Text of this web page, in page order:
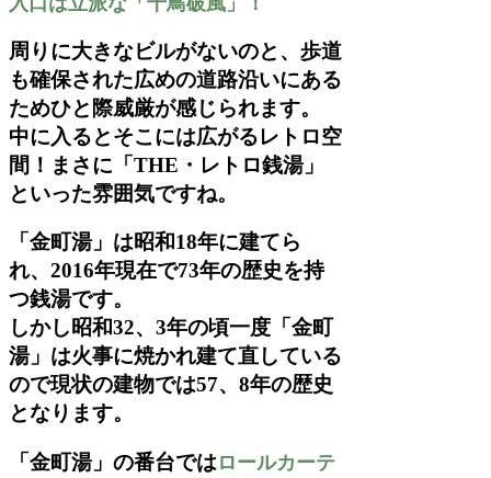
周りに大きなビルがないのと、歩道
も確保された広めの道路沿いにある
ためひと際威厳が感じられます。
中に入るとそこには広がるレトロ空
間！まさに「THE・レトロ銭湯」
といった雰囲気ですね。
「金町湯」は昭和18年に建てら
れ、2016年現在で73年の歴史を持
つ銭湯です。
しかし昭和32、3年の頃一度「金町
湯」は火事に焼かれ建て直している
ので現状の建物では57、8年の歴史
となります。
「金町湯」の番台では ロールカーテ